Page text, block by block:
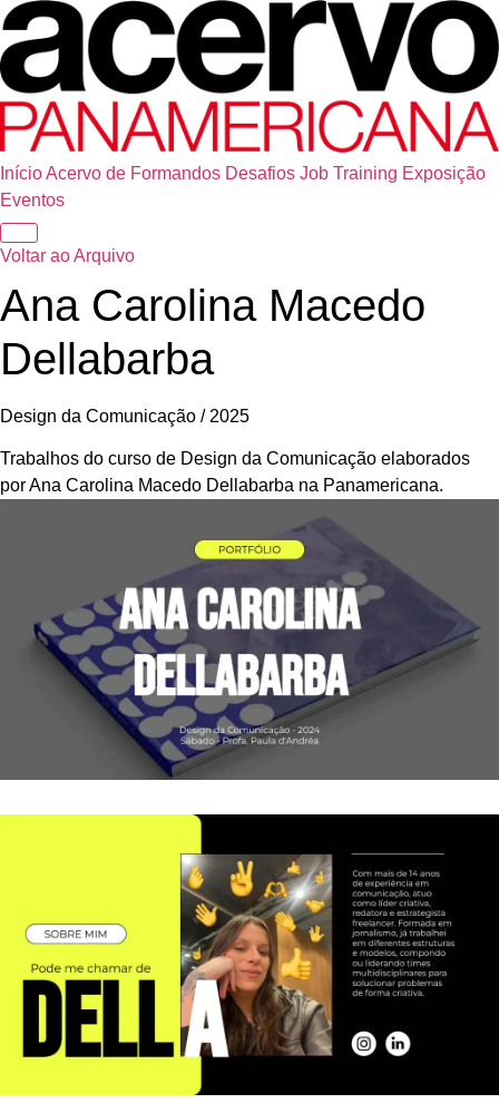
InícioAcervo de Formandos Desafios Job Training Exposição
Eventos
Voltar ao Arquivo
Ana Carolina Macedo
Dellabarba
Design da Comunicação / 2025
Trabalhos do curso de Design da Comunicação elaborados
por Ana Carolina Macedo Dellabarba na Panamericana.